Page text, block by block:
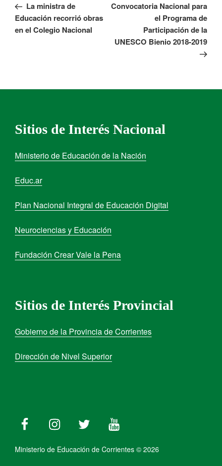
La ministra de
Educación recorrió obras
en el Colegio Nacional
Convocatoria Nacional para
el Programa de
Participación de la
UNESCO Bienio 2018-2019
Sitios de Interés Nacional
Ministerio de Educación de la Nación
Educ.ar
Plan Nacional Integral de Educación Digital
Neurociencias y Educación
Fundación Crear Vale la Pena
Sitios de Interés Provincial
Gobierno de la Provincia de Corrientes
Dirección de Nivel Superior
Ministerio de Educación de Corrientes © 2026